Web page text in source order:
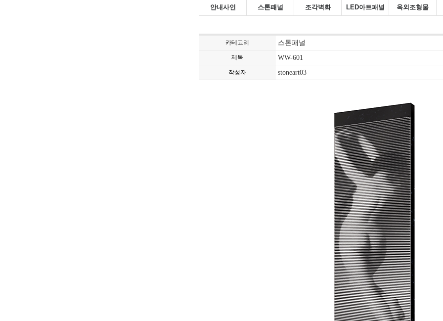
안내사인 스톤패널 조각벽화 LED아트패널 옥외조형물
카테고리 스톤패널
제목 WW-601
작성자 stoneart03